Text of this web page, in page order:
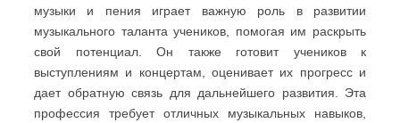
музыки и пения играет важную роль в развитии
музыкального таланта учеников, помогая им раскрыть
свой потенциал. Он также готовит учеников к
выступлениям и концертам, оценивает их прогресс и
дает обратную связь для дальнейшего развития. Эта
профессия требует отличных музыкальных навыков,